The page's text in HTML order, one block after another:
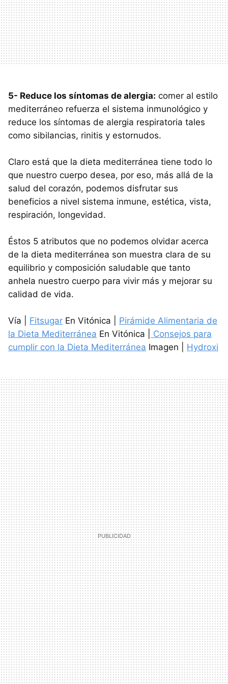
5- Reduce los síntomas de alergia: comer al estilo
mediterráneo refuerza el sistema inmunológico y
reduce los síntomas de alergia respiratoria tales
como sibilancias, rinitis y estornudos.
Claro está que la dieta mediterránea tiene todo lo
que nuestro cuerpo desea, por eso, más allá de la
salud del corazón, podemos disfrutar sus
beneficios a nivel sistema inmune, estética, vista,
respiración, longevidad.
Éstos 5 atributos que no podemos olvidar acerca
de la dieta mediterránea son muestra clara de su
equilibrio y composición saludable que tanto
anhela nuestro cuerpo para vivir más y mejorar su
calidad de vida.
Vía | Fitsugar En Vitónica | Pirámide Alimentaria de
la Dieta Mediterránea En Vitónica |
Consejos para
cumplir con la Dieta Mediterránea Imagen | Hydroxi